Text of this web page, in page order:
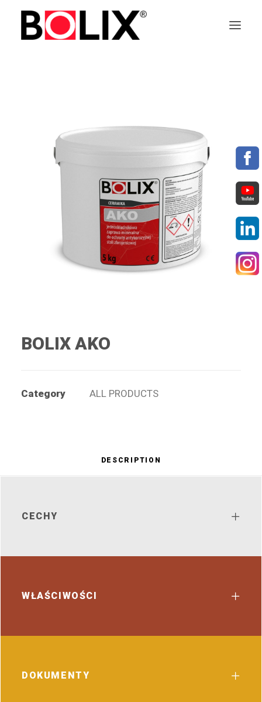
SYSTEMS
PRODUCTS
TECHNICAL DATA SHEETS
BOLIX AKO
Category ALL PRODUCTS
DESCRIPTION
CECHY
WŁAŚCIWOŚCI
DOKUMENTY